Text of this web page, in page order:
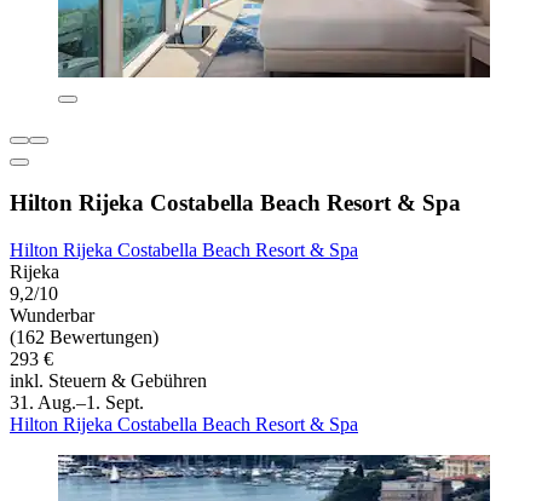
Hilton Rijeka Costabella Beach Resort & Spa
Hilton Rijeka Costabella Beach Resort & Spa
Rijeka
9,2/10
Wunderbar
(162 Bewertungen)
293 €
inkl. Steuern & Gebühren
31. Aug.–1. Sept.
Hilton Rijeka Costabella Beach Resort & Spa